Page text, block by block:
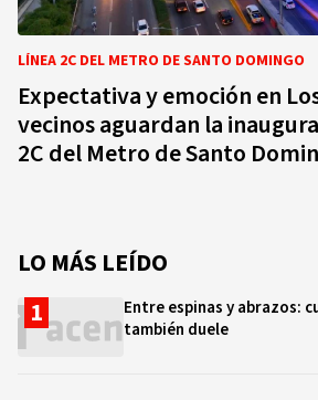
LÍNEA 2C DEL METRO DE SANTO DOMINGO
Expectativa y emoción en
vecinos aguardan la
2C del Metro de Santo
LO MÁS LEÍDO
Entre espinas y abrazos:
también duele